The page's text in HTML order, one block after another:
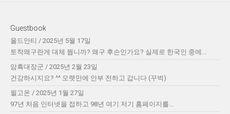
Guestbook
올드안티 / 2025년 5월 17일
토착왜구란게 대체 뭡니까? 왜구 후손인가요? 실제로 한국인 중에...
암흑대장군 / 2025년 2월 23일
건강하시지요? ^^ 오랫만에 안부 전하고 갑니다 (꾸벅)
윌고온 / 2025년 1월 27일
97년 처음 인터넷을 접하고 98년 여기 저기 홈페이지를...